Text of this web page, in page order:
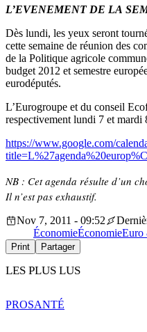
L’EVENEMENT DE LA
Dès lundi, les yeux seront
cette semaine de réunion des
de la Politique agricole
budget 2012 et semestre
eurodéputés.
L’Eurogroupe et du conseil
respectivement lundi 7 et mardi
https://www.google.com/
NB : Cet agenda résulte d’un
Il n’est pas exhaustif.
Nov 7, 2011 - 09:52
ÉconomieÉconomieEuro
Print Partager
LES PLUS LUS
PROSANTÉ